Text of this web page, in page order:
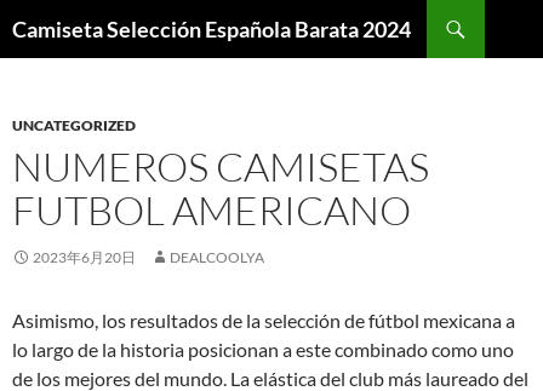
Camiseta Selección Española Barata 2024
UNCATEGORIZED
NUMEROS CAMISETAS
FUTBOL AMERICANO
2023年6月20日 DEALCOOLYA
Asimismo, los resultados de la selección de fútbol mexicana a
lo largo de la historia posicionan a este combinado como uno
de los mejores del mundo. La elástica del club más laureado del